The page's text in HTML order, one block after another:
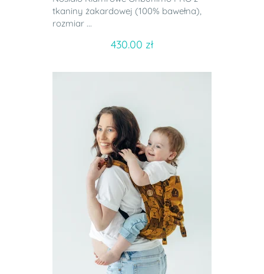
tkaniny żakardowej (100% bawełna),
rozmiar ...
430.00 zł